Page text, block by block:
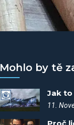
Mohlo by tě
11.